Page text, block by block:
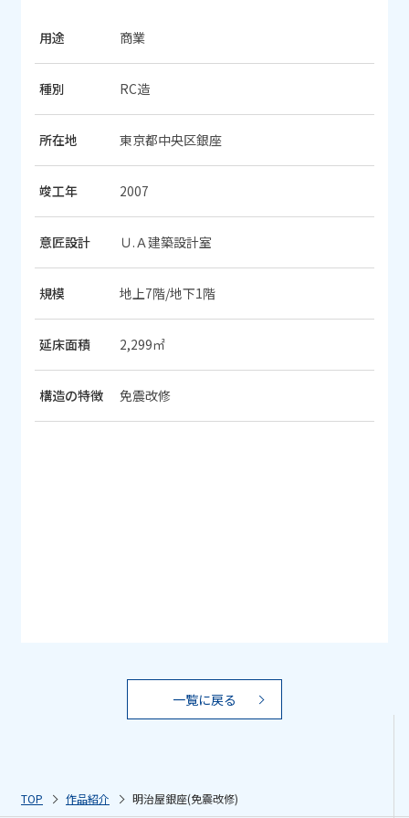
用途 商業
種別 RC造
所在地 東京都中央区銀座
竣工年 2007
意匠設計 Ｕ.Ａ建築設計室
規模 地上7階/地下1階
延床面積 2,299㎡
構造の特徴 免震改修
一覧に戻る
TOP 作品紹介 明治屋銀座(免震改修)